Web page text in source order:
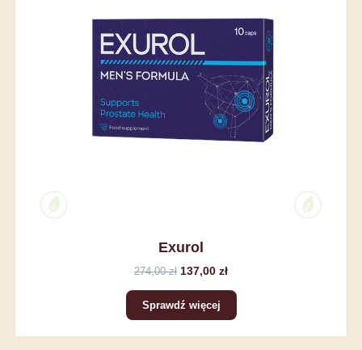
Exurol
274,00 zł 137,00 zł
Sprawdź więcej